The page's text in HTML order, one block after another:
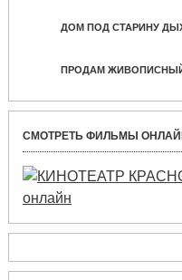
ДОМ ПОД СТАРИНУ
ПРОДАМ
СМОТРЕТЬ ФИЛЬМЫ